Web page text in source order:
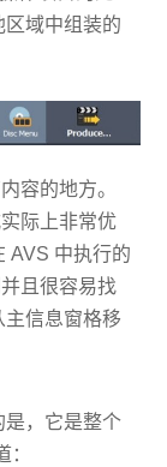
域中组装的
容的地方。
际上非常优
AVS 中执行的
且很容易找
信息窗格移
是，它是整个